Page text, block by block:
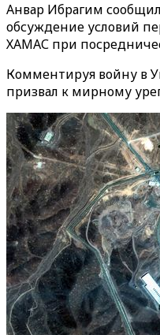
Анвар Ибрагим
обсуждение условий
ХАМАС при
Комментируя войну в
призвал к мирному